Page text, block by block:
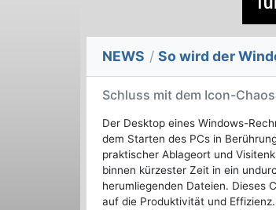
NEWS / So wird der
Schluss mit dem Icon-Chaos
Der Desktop eines Windows-
dem Starten des PCs in
praktischer Ablageort und
binnen kürzester Zeit in ein
herumliegenden Dateien. Dieses
auf die Produktivität und